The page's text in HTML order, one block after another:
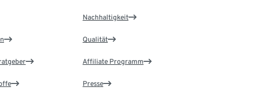
Nachhaltigkeit
Qualität
Affiliate Programm
Presse